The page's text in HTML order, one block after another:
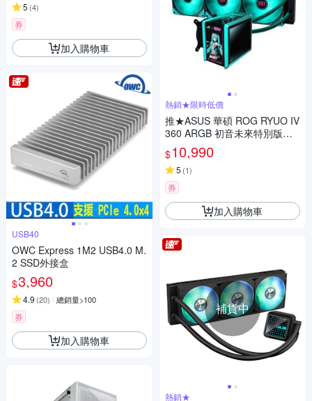
5 (4)
券
加入購物車
USB40
OWC Express 1M2 USB4.0 M.
2 SSD外接盒
$3,960
4.9 (20) 總銷量>100
券
加入購物車
熱銷★限時低價
推★ASUS 華碩 ROG RYUO IV
360 ARGB 初音未來特別版散
熱器
$10,990
5 (1)
券
加入購物車
補貨中
熱銷★